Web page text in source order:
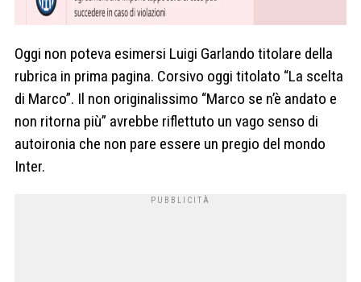
Oggi non poteva esimersi Luigi Garlando titolare della
rubrica in prima pagina. Corsivo oggi titolato “La scelta
di Marco”. Il non originalissimo “Marco se n’è andato e
non ritorna più” avrebbe riflettuto un vago senso di
autoironia che non pare essere un pregio del mondo
Inter.